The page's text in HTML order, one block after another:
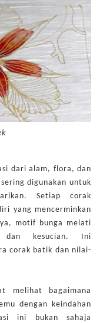
dari alam, flora, dan
digunakan untuk
Setiap corak
yang mencerminkan
motif bunga melati
dan kesucian. Ini
corak batik dan nilai-
melihat bagaimana
dengan keindahan
ini bukan sahaja